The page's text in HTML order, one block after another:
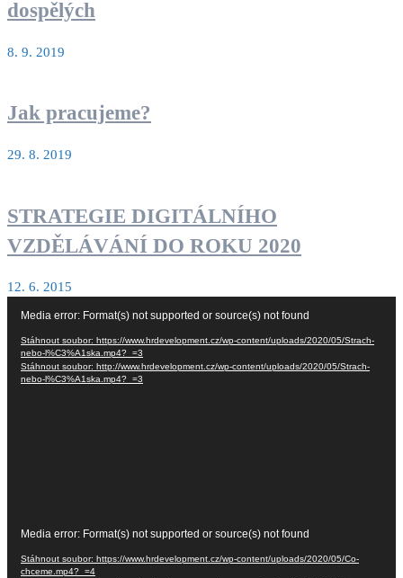
dospělých
8. 9. 2019
Jak pracujeme?
29. 8. 2019
STRATEGIE DIGITÁLNÍHO
VZDĚLÁVÁNÍ DO ROKU 2020
12. 6. 2015
Media error: Format(s) not supported or source(s) not found
Stáhnout soubor: https://www.hrdevelopment.cz/wp-content/uploads/2020/05/Strach-
nebo-l%C3%A1ska.mp4?_=3
Stáhnout soubor: http://www.hrdevelopment.cz/wp-content/uploads/2020/05/Strach-
nebo-l%C3%A1ska.mp4?_=3
Media error: Format(s) not supported or source(s) not found
Stáhnout soubor: https://www.hrdevelopment.cz/wp-content/uploads/2020/05/Co-
chceme.mp4?_=4